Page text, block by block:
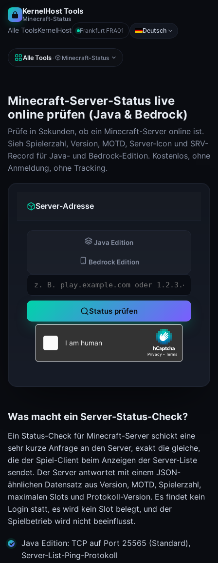
KernelHost Tools
Minecraft-Status
Alle ToolsKernelHost Frankfurt FRA01 Deutsch
Alle Tools · Minecraft-Status
Minecraft-Server-Status live
online prüfen (Java & Bedrock)
Prüfe in Sekunden, ob ein Minecraft-Server online ist.
Sieh Spielerzahl, Version, MOTD, Server-Icon und SRV-
Record für Java- und Bedrock-Edition. Kostenlos, ohne
Anmeldung, ohne Tracking.
Server-Adresse
Java Edition
Bedrock Edition
Status prüfen
Was macht ein Server-Status-Check?
Ein Status-Check für Minecraft-Server schickt eine
sehr kurze Anfrage an den Server, exakt die gleiche,
die der Spiel-Client beim Anzeigen der Server-Liste
sendet. Der Server antwortet mit einem JSON-
ähnlichen Datensatz aus Version, MOTD, Spielerzahl,
maximalen Slots und Protokoll-Version. Es findet kein
Login statt, es wird kein Slot belegt, und der
Spielbetrieb wird nicht beeinflusst.
Java Edition: TCP auf Port 25565 (Standard),
Server-List-Ping-Protokoll